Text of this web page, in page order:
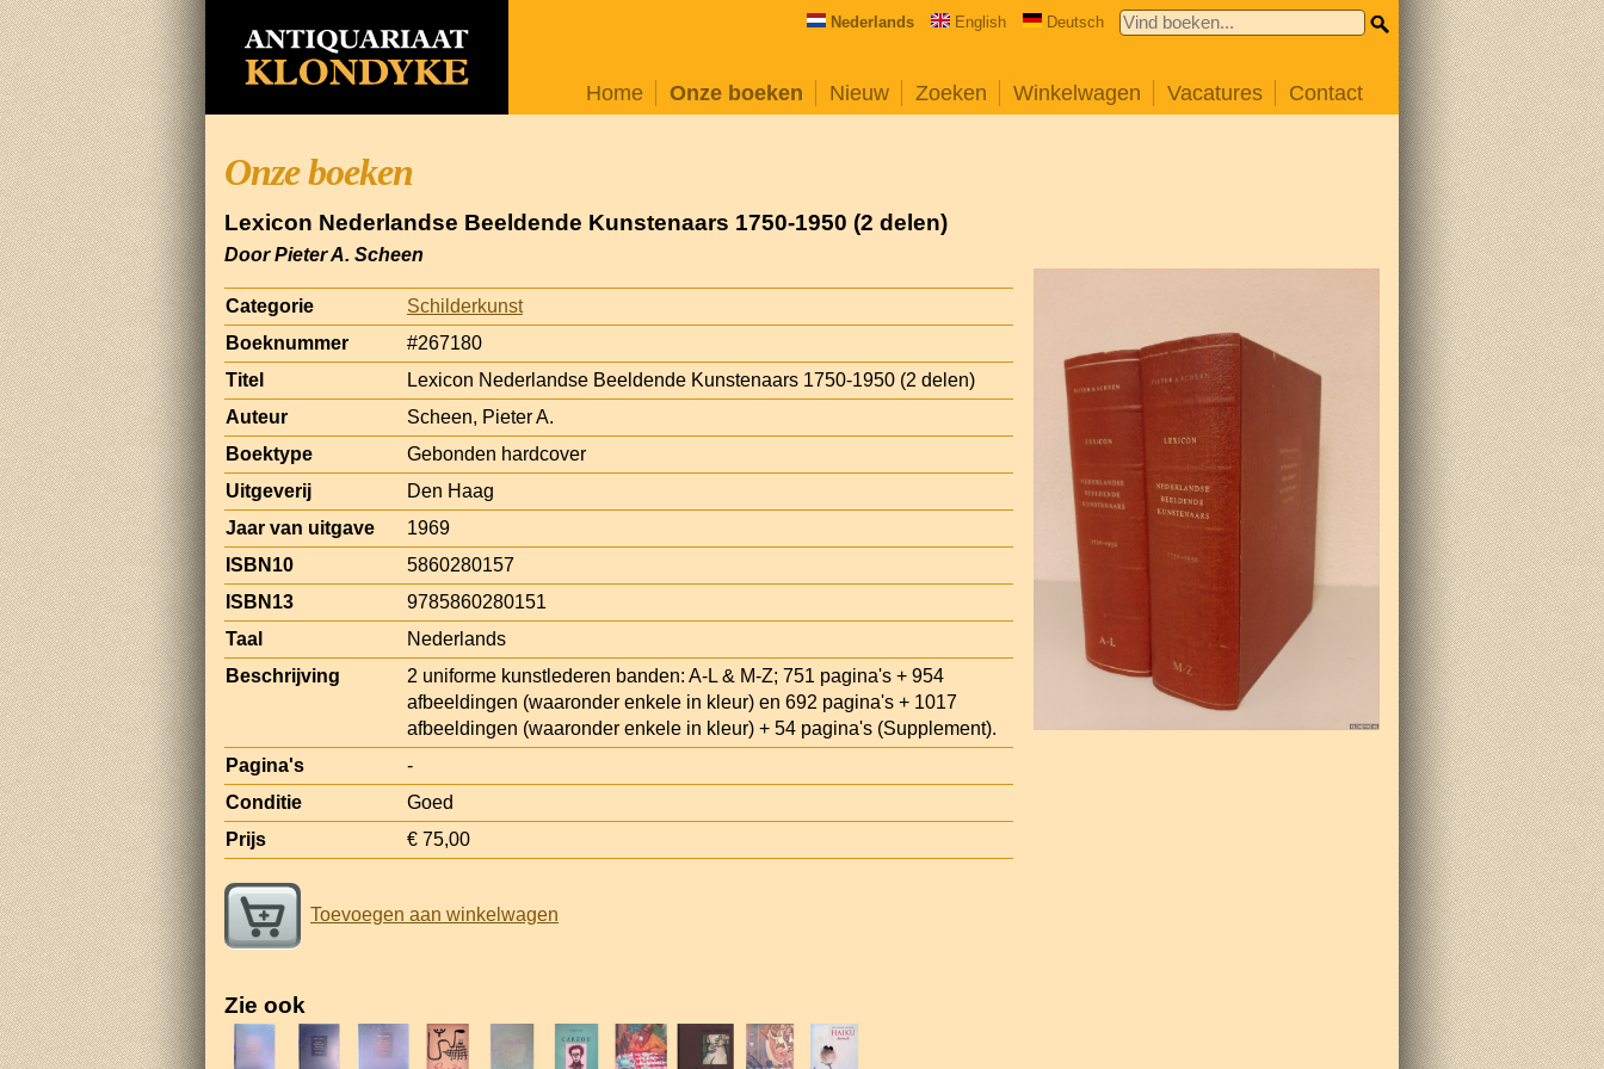
Nederlands English Deutsch
Home Onze boeken Nieuw Zoeken Winkelwagen Vacatures Contact
Onze boeken
Lexicon Nederlandse Beeldende Kunstenaars 1750-1950 (2 delen)
Door Pieter A. Scheen
Categorie
Schilderkunst
Boeknummer
#267180
Titel
Lexicon Nederlandse Beeldende Kunstenaars 1750-1950 (2 delen)
Auteur
Scheen, Pieter A.
Boektype
Gebonden hardcover
Uitgeverij
Den Haag
Jaar van uitgave
1969
ISBN10
5860280157
ISBN13
9785860280151
Taal
Nederlands
Beschrijving
2 uniforme kunstlederen banden: A-L & M-Z; 751 pagina's + 954
afbeeldingen (waaronder enkele in kleur) en 692 pagina's + 1017
afbeeldingen (waaronder enkele in kleur) + 54 pagina's (Supplement).
Pagina's
-
Conditie
Goed
Prijs
€ 75,00
Toevoegen aan winkelwagen
Zie ook